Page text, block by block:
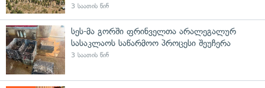
3 საათის წინ
სეს-მა გორში ფრინველთა არალეგალურ
სასაკლაოს საწარმოო პროცესი შეუჩერა
3 საათის წინ